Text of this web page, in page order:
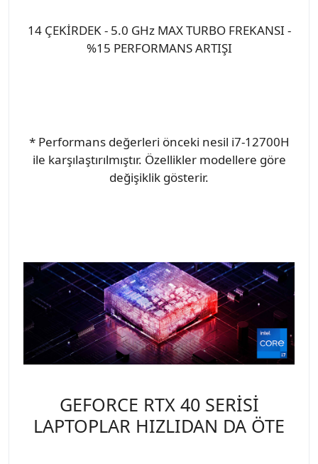
14 ÇEKİRDEK - 5.0 GHz MAX TURBO FREKANSI -
%15 PERFORMANS ARTIŞI
* Performans değerleri önceki nesil i7-12700H
ile karşılaştırılmıştır. Özellikler modellere göre
değişiklik gösterir.
GEFORCE RTX 40 SERİSİ
LAPTOPLAR HIZLIDAN DA ÖTE